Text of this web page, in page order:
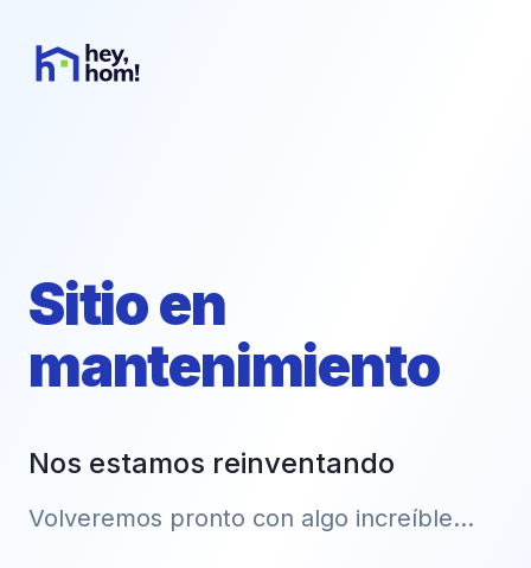
Sitio en
mantenimiento
Nos estamos reinventando
Volveremos pronto con algo increíble...